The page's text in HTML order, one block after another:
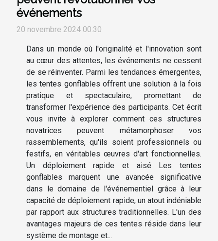
événements
20 novembre 2024 00:30
Dans un monde où l'originalité et l'innovation sont
au cœur des attentes, les événements ne cessent
de se réinventer. Parmi les tendances émergentes,
les tentes gonflables offrent une solution à la fois
pratique et spectaculaire, promettant de
transformer l'expérience des participants. Cet écrit
vous invite à explorer comment ces structures
novatrices peuvent métamorphoser vos
rassemblements, qu'ils soient professionnels ou
festifs, en véritables œuvres d'art fonctionnelles.
Un déploiement rapide et aisé Les tentes
gonflables marquent une avancée significative
dans le domaine de l'événementiel grâce à leur
capacité de déploiement rapide, un atout indéniable
par rapport aux structures traditionnelles. L'un des
avantages majeurs de ces tentes réside dans leur
système de montage et...